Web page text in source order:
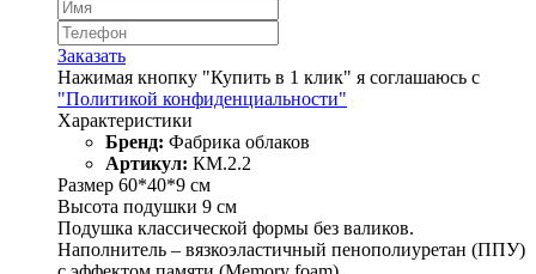
Заказать
Нажимая кнопку "Купить в 1 клик" я соглашаюсь с
"Политикой конфиденциальности"
Характеристики
Бренд: Фабрика облаков
Артикул: КМ.2.2
Размер 60*40*9 см
Высота подушки 9 см
Подушка классической формы без валиков.
Наполнитель – вязкоэластичный пенополиуретан (ППУ)